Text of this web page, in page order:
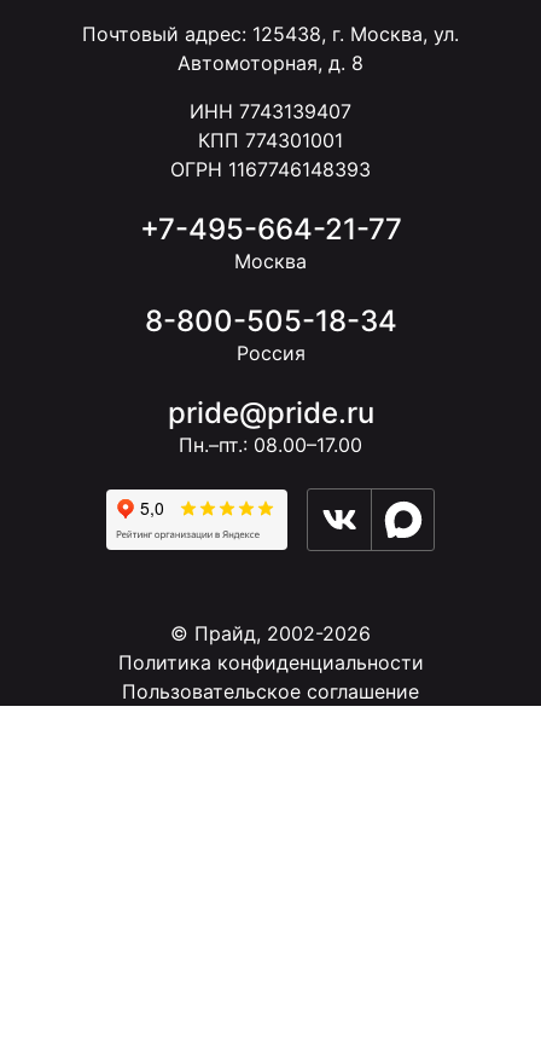
Почтовый адрес: 125438, г. Москва, ул.
Автомоторная, д. 8
ИНН 7743139407
КПП 774301001
ОГРН 1167746148393
+7-495-664-21-77
Москва
8-800-505-18-34
Россия
pride@pride.ru
Пн.–пт.: 08.00–17.00
© Прайд, 2002-2026
Политика конфиденциальности
Пользовательское соглашение